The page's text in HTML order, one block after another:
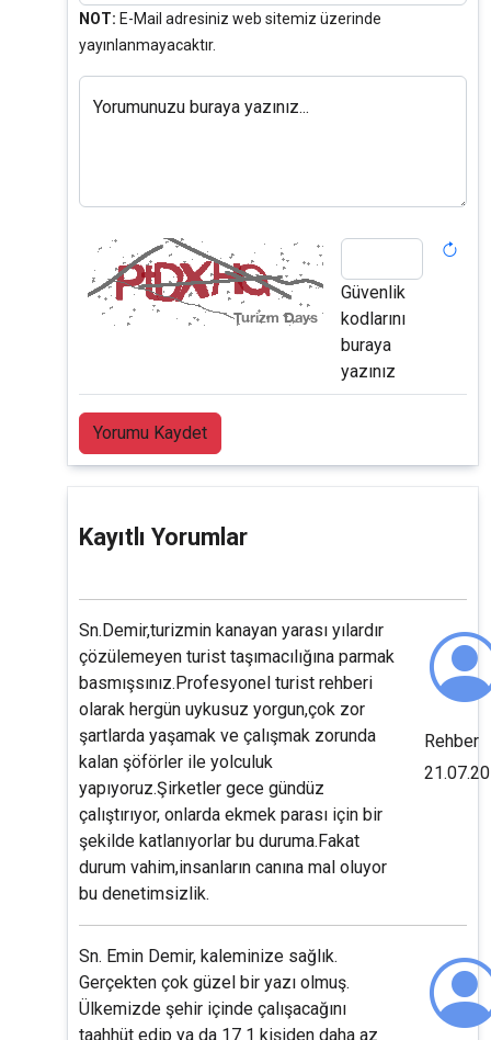
NOT: E-Mail adresiniz web sitemiz üzerinde
yayınlanmayacaktır.
Yorumunuzu buraya yazınız...
Güvenlik
kodlarını
buraya
yazınız
Yorumu Kaydet
Kayıtlı Yorumlar
Sn.Demir,turizmin kanayan yarası yılardır
çözülemeyen turist taşımacılığına parmak
basmışsınız.Profesyonel turist rehberi
olarak hergün uykusuz yorgun,çok zor
şartlarda yaşamak ve çalışmak zorunda
kalan şöförler ile yolculuk
yapıyoruz.Şirketler gece gündüz
çalıştırıyor, onlarda ekmek parası için bir
şekilde katlanıyorlar bu duruma.Fakat
durum vahim,insanların canına mal oluyor
bu denetimsizlik.
Rehber
Sn. Emin Demir, kaleminize sağlık.
Gerçekten çok güzel bir yazı olmuş.
Ülkemizde şehir içinde çalışacağını
taahhüt edip ya da 17 1 kişiden daha az